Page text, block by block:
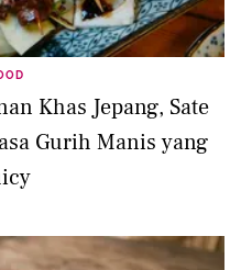
Khas Jepang, Sate
Gurih Manis yang